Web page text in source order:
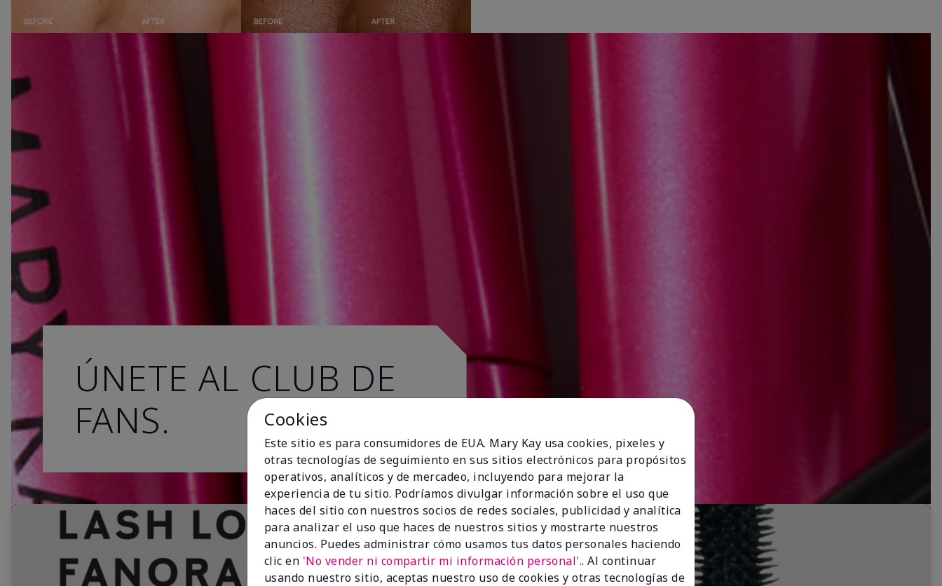
ÚNETE AL CLUB DE
FANS.
Cookies
Este sitio es para consumidores de EUA. Mary Kay usa cookies, pixeles y
otras tecnologías de seguimiento en sus sitios electrónicos para propósitos
operativos, analíticos y de mercadeo, incluyendo para mejorar la
experiencia de tu sitio. Podríamos divulgar información sobre el uso que
haces del sitio con nuestros socios de redes sociales, publicidad y analítica
para analizar el uso que haces de nuestros sitios y mostrarte nuestros
anuncios. Puedes administrar cómo usamos tus datos personales haciendo
clic en 'No vender ni compartir mi información personal'.. Al continuar
usando nuestro sitio, aceptas nuestro uso de cookies y otras tecnologías de